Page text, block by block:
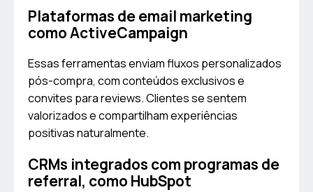
Plataformas de email marketing
como ActiveCampaign
Essas ferramentas enviam fluxos personalizados
pós-compra, com conteúdos exclusivos e
convites para reviews. Clientes se sentem
valorizados e compartilham experiências
positivas naturalmente.
CRMs integrados com programas de
referral, como HubSpot